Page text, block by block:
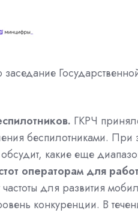
ГКРЧ
беспилотниками. При
какие еще
операторам для
для развития
конкуренции. В